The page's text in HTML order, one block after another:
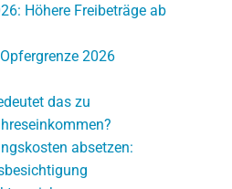
Höhere Freibeträge ab
2026
das zu
absetzen: